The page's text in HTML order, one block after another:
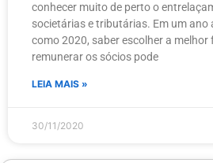
conhecer muito de perto o
societárias e tributárias. Em um ano
como 2020, saber escolher a melhor
remunerar os sócios pode
LEIA MAIS »
30/11/2020